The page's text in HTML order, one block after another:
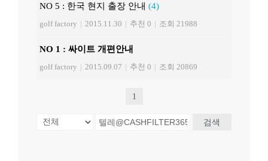
NO 5 : 한국 현지 출장 안내 (4)
golf factory | 2015.11.30 | 추천 0 | 조회 21988
NO 1 : 싸이트 개편안내
golf factory | 2015.09.07 | 추천 0 | 조회 20869
1
검색